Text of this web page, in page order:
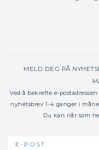
MELD DEG PÅ
Ved å bekrefte e-
nyhetsbrev 1-4 ganger i
Du kan når som